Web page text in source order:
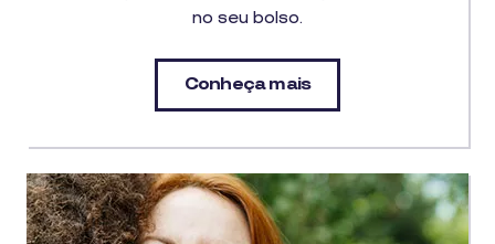
no seu bolso.
Conheça mais